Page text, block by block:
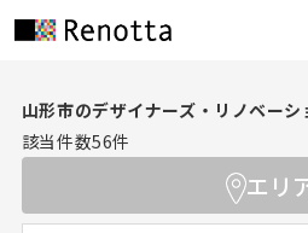
山形市のデザイナーズ・リノベー
該当件数56件
エリ